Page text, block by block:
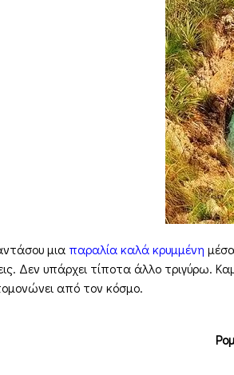
μια παραλία καλά κρυμμένη
Δεν υπάρχει τίποτα άλλο τριγύρω.
από τον κόσμο.